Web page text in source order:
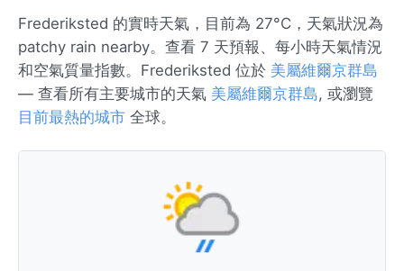
Frederiksted 的實時天氣，目前為 27°C，天氣狀況為
patchy rain nearby。查看 7 天預報、每小時天氣情況
和空氣質量指數。Frederiksted 位於 美屬維爾京群島
— 查看所有主要城市的天氣 美屬維爾京群島, 或瀏覽
目前最熱的城市 全球。